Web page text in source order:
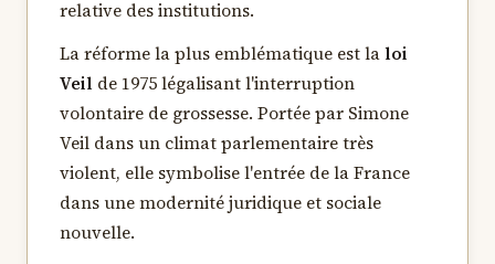
relative des institutions.
La réforme la plus emblématique est laloi
Veil de 1975 légalisant l'interruption
volontaire de grossesse. Portée par Simone
Veil dans un climat parlementaire très
violent, elle symbolise l'entrée de la France
dans une modernité juridique et sociale
nouvelle.